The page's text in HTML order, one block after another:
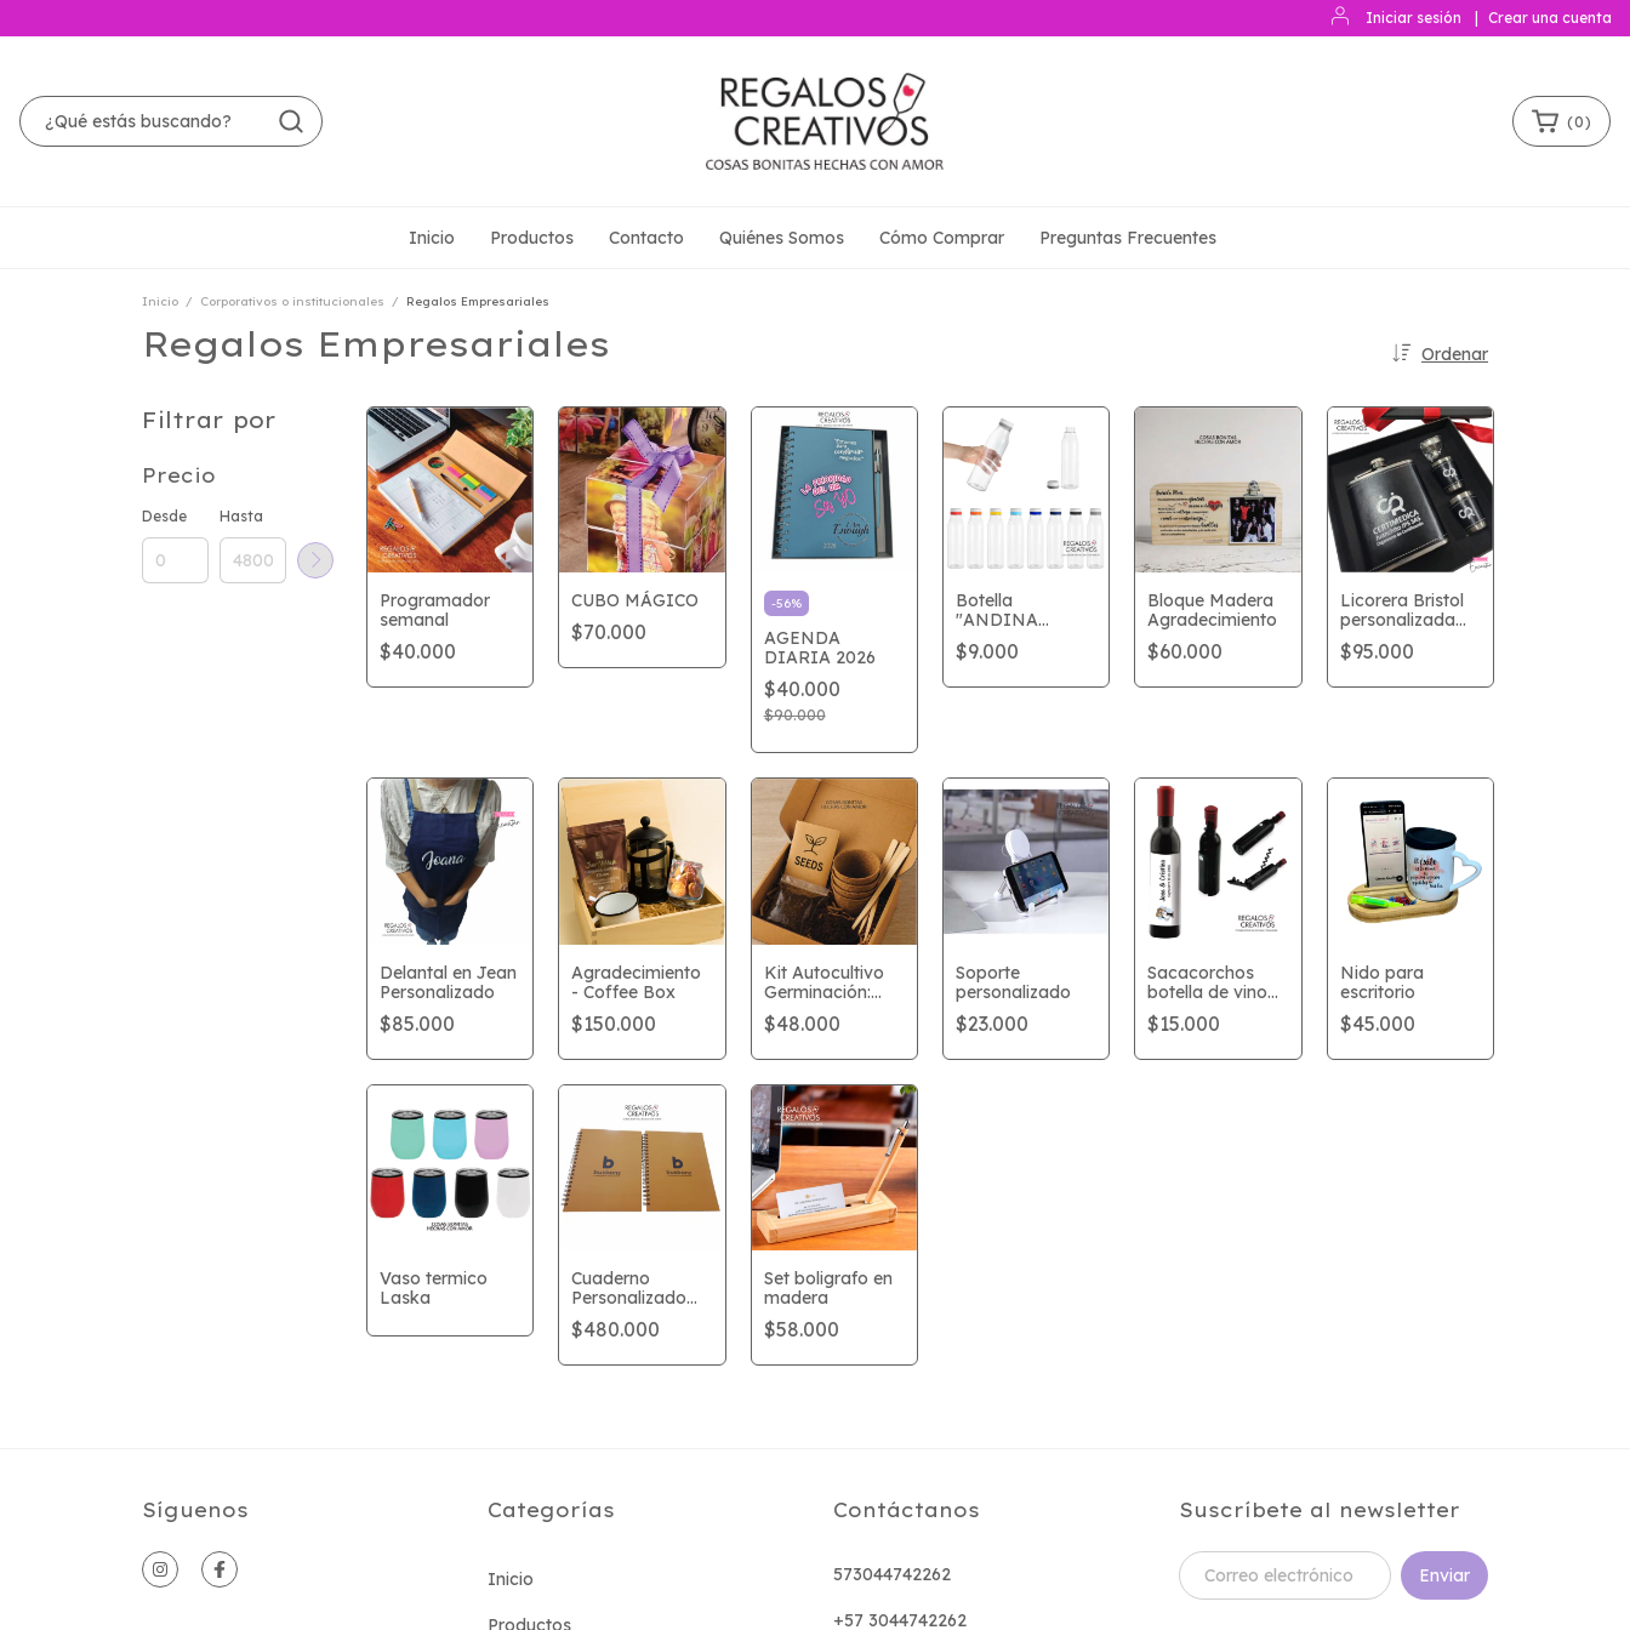
Iniciar sesión Crear una cuenta
(0)
Inicio Productos Contacto Quiénes Somos Cómo Comprar Preguntas Frecuentes
Inicio / Corporativos o institucionales / Regalos Empresariales
Regalos Empresariales Ordenar
Filtrar por
Precio
Desde Hasta
Programador
semanal
$40.000
CUBO MÁGICO
$70.000
-56%
AGENDA
DIARIA 2026
$40.000
$90.000
Botella
"ANDINA
WHITE"
$9.000
Bloque Madera
Agradecimiento
$60.000
Licorera Bristol
personalizada
con nombre o
logo
$95.000
Delantal en Jean
Personalizado
$85.000
Agradecimiento
- Coffee Box
$150.000
Kit Autocultivo
Germinación:
Hierbas
Aromáticas
$48.000
Soporte
personalizado
$23.000
Sacacorchos
botella de vino
con etiqueta
$15.000
Nido para
escritorio
$45.000
Vaso termico
Laska
Cuaderno
Personalizado
empresas
$480.000
Set boligrafo en
madera
$58.000
Síguenos Categorías
Inicio
Productos
Contáctanos
573044742262
+57 3044742262
Suscríbete al newsletter